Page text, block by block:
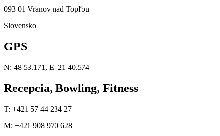
093 01 Vranov nad Topľou
Slovensko
GPS
N: 48 53.171, E: 21 40.574
Recepcia, Bowling, Fitness
T: +421 57 44 234 27
M: +421 908 970 628